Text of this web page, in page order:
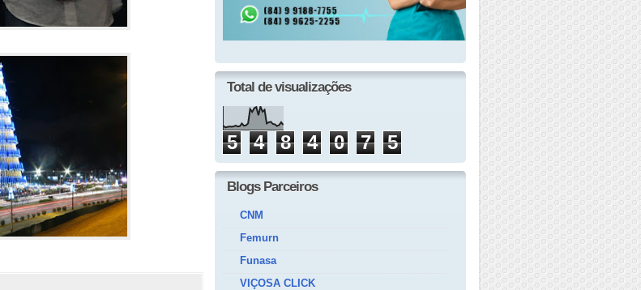
Total de visualizações
5 4 8 4 0 7 5
Blogs Parceiros
CNM
Femurn
Funasa
VIÇOSA CLICK